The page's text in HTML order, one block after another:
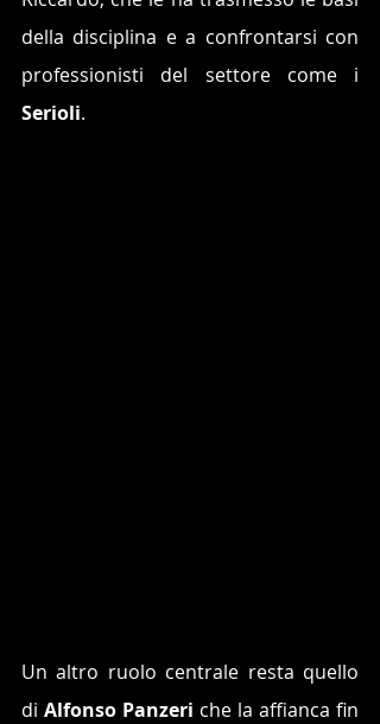
della disciplina e a confrontarsi con
Serioli.
Un altro ruolo centrale resta quello
di Alfonso Panzeri che la affianca fin